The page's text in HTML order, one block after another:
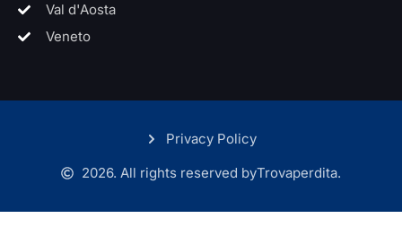
Val d'Aosta
Veneto
Privacy Policy
2026. All rights reserved byTrovaperdita.